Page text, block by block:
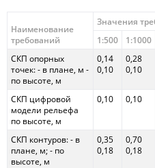
Наименование
требований
Значения
1:500
1:1000
СКП опорных
точек: - в плане, м -
по высоте, м
0,14
0,10
0,28
0,10
СКП цифровой
модели рельефа
по высоте, м
0,10 0,10
СКП контуров: - в
плане, м; - по
высоте, м
0,35
0,18
0,70
0,18